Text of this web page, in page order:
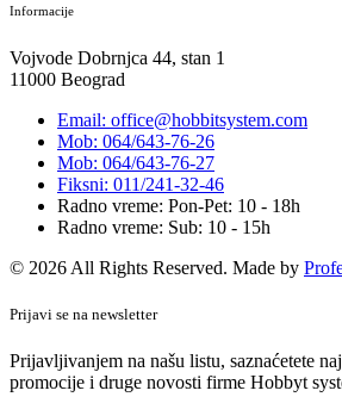
Informacije
Vojvode Dobrnjca 44, stan 1
11000 Beograd
Email: office@hobbitsystem.com
Mob: 064/643-76-26
Mob: 064/643-76-27
Fiksni: 011/241-32-46
Radno vreme: Pon-Pet: 10 - 18h
Radno vreme: Sub: 10 - 15h
© 2026 All Rights Reserved. Made by
Prijavi se na newsletter
Prijavljivanjem na našu listu, saznaćetete
promocije i druge novosti firme Hobbyt